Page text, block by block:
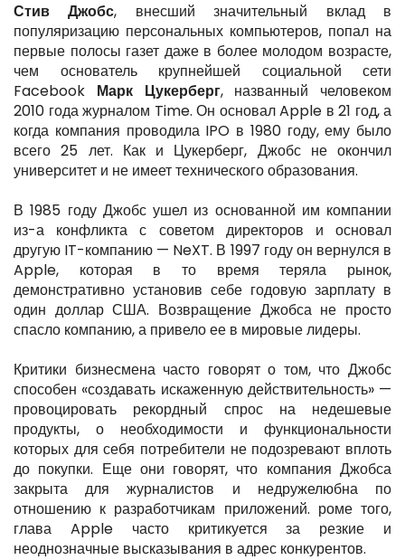
Стив Джобс, внесший значительный вклад в
популяризацию персональных компьютеров, попал на
первые полосы газет даже в более молодом возрасте,
чем основатель крупнейшей социальной сети
Facebook Марк Цукерберг, названный человеком
2010 года журналом Time. Он основал Apple в 21 год, а
когда компания проводила IPO в 1980 году, ему было
всего 25 лет. Как и Цукерберг, Джобс не окончил
университет и не имеет технического образования.
В 1985 году Джобс ушел из основанной им компании
из-а конфликта с советом директоров и основал
другую IT-компанию — NeXT. В 1997 году он вернулся в
Apple, которая в то время теряла рынок,
демонстративно установив себе годовую зарплату в
один доллар США. Возвращение Джобса не просто
спасло компанию, а привело ее в мировые лидеры.
Критики бизнесмена часто говорят о том, что Джобс
способен «создавать искаженную действительность» —
провоцировать рекордный спрос на недешевые
продукты, о необходимости и функциональности
которых для себя потребители не подозревают вплоть
до покупки. Еще они говорят, что компания Джобса
закрыта для журналистов и недружелюбна по
отношению к разработчикам приложений. роме того,
глава Apple часто критикуется за резкие и
неоднозначные высказывания в адрес конкурентов.